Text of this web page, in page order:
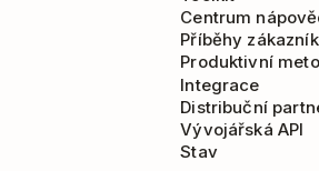
Centrum
Příběhy
Produktivní
Integrace
Distribuční
Vývojářská API
Stav